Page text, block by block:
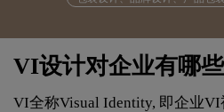
VI设计对企业有哪些
VI全称Visual Identity, 即企业